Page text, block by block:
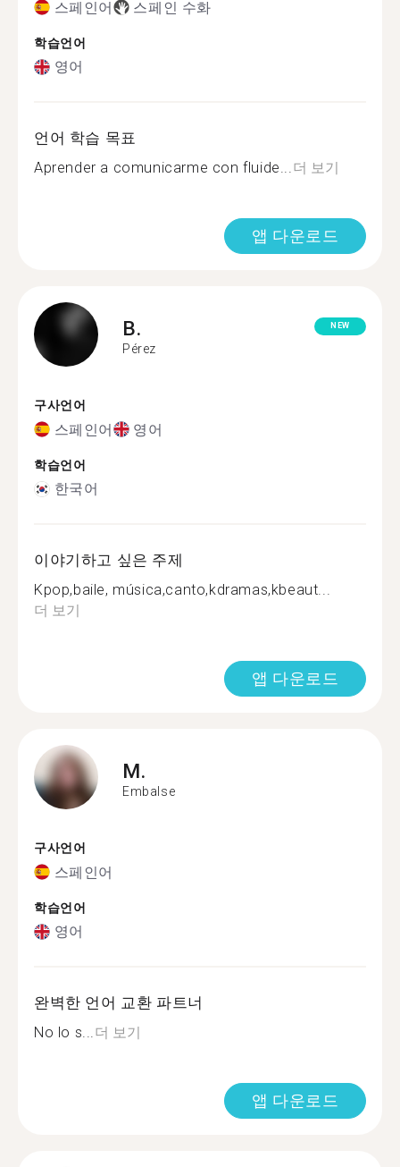
스페인어 스페인 수화
학습언어
영어
언어 학습 목표
Aprender a comunicarme con fluide...더 보기
앱 다운로드
B.
Pérez
NEW
구사언어
스페인어 영어
학습언어
한국어
이야기하고 싶은 주제
Kpop,baile, música,canto,kdramas,kbeaut...
더 보기
앱 다운로드
M.
Embalse
구사언어
스페인어
학습언어
영어
완벽한 언어 교환 파트너
No lo s...더 보기
앱 다운로드